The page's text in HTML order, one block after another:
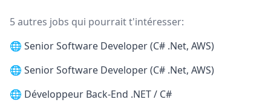
5 autres jobs qui pourrait t'intéresser:
🌐 Senior Software Developer (C# .Net, AWS)
🌐 Senior Software Developer (C# .Net, AWS)
🌐 Développeur Back-End .NET / C#